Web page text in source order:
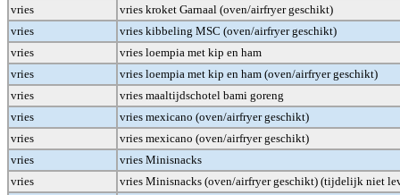
vries
vries kroket Garnaal (oven/airfryer geschikt)
vries
vries kibbeling MSC (oven/airfryer geschikt)
vries
vries loempia met kip en ham
vries
vries loempia met kip en ham (oven/airfryer geschikt)
vries
vries maaltijdschotel bami goreng
vries
vries mexicano (oven/airfryer geschikt)
vries
vries mexicano (oven/airfryer geschikt)
vries
vries Minisnacks
vries
vries Minisnacks (oven/airfryer geschikt) (tijdelijk niet